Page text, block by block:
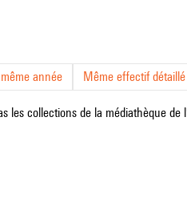
année Même effectif détaillé
les collections de la médiathèque